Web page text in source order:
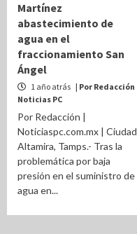
Martínez
abastecimiento de
agua en el
fraccionamiento San
Ángel
1 año atrás | Por Redacción
Noticias PC
Por Redacción |
Noticiaspc.com.mx | Ciudad
Altamira, Tamps.- Tras la
problemática por baja
presión en el suministro de
agua en...